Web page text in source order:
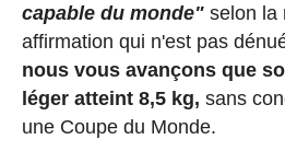
capable du monde" selon la
affirmation qui n'est pas
nous vous avançons que
léger atteint 8,5 kg, sans
une Coupe du Monde.